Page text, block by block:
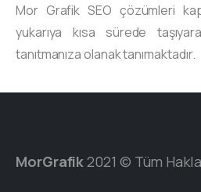
Mor Grafik SEO çözümleri
yukarıya kısa sürede
tanıtmanıza olanak tanımaktadır.
MorGrafik 2021 © Tüm